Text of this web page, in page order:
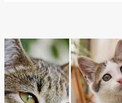
постраждалих
атаку
Росії